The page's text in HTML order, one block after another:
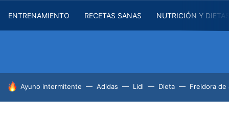
ENTRENAMIENTO RECETAS SANAS NUTRICIÓN Y
HOY SE HABLA DE
Ayuno intermitente Adidas Lidl Dieta Freidora de